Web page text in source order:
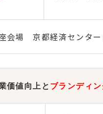
会場 京都経済センタ
価値向上と ブランディン